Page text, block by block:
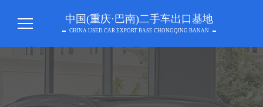
中国(重庆·巴南)二手车出口基地
CHINA USED CAR EXPORT BASE CHONGQING BANAN